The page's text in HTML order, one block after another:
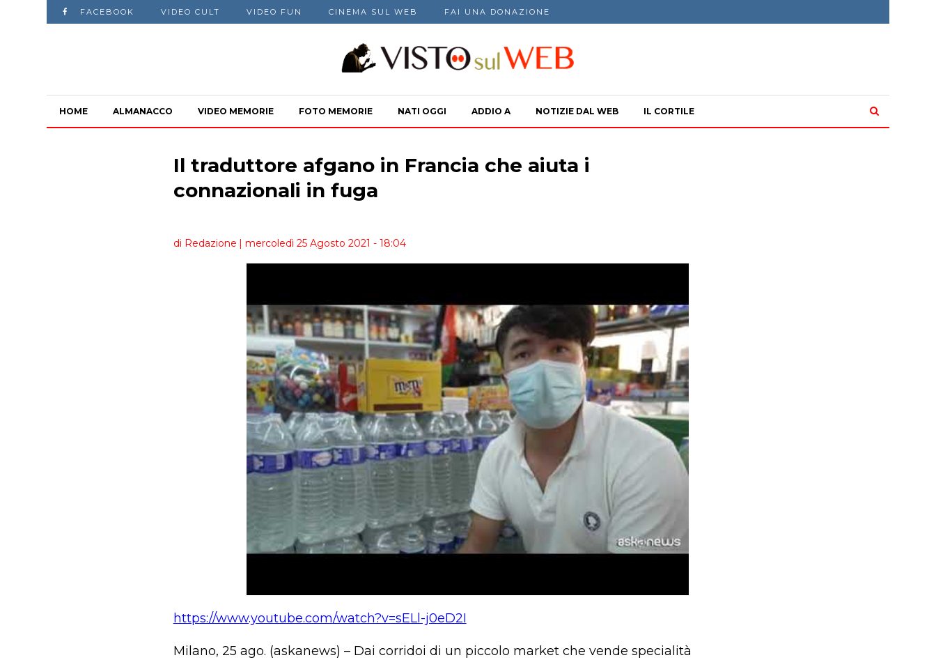
FACEBOOK VIDEO CULT VIDEO FUN CINEMA SUL WEB FAI UNA DONAZIONE
HOME ALMANACCO VIDEO MEMORIE FOTO MEMORIE NATI OGGI ADDIO A NOTIZIE DAL WEB IL CORTILE
Il traduttore afgano in Francia che aiuta i
connazionali in fuga
di Redazione | mercoledì 25 Agosto 2021 - 18:04
https://www.youtube.com/watch?v=sELl-j0eD2I
Milano, 25 ago. (askanews) – Dai corridoi di un piccolo market che vende specialità